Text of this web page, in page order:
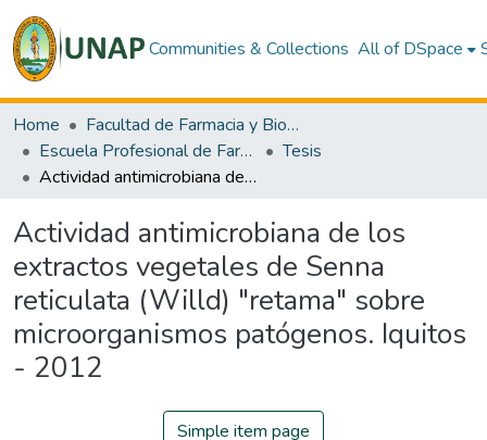
Communities & Collections All of DSpace
Home
Facultad de Farmacia y Bioquimica
Escuela Profesional de Farmacia y Bioquímica
Tesis
Actividad antimicrobiana de los extractos vegetales de Senna reticulata (Willd) "retama" sobre microorganismos patógenos. Iquitos - 2012
Actividad antimicrobiana de los
extractos vegetales de Senna
reticulata (Willd) "retama" sobre
microorganismos patógenos. Iquitos
- 2012
Simple item page